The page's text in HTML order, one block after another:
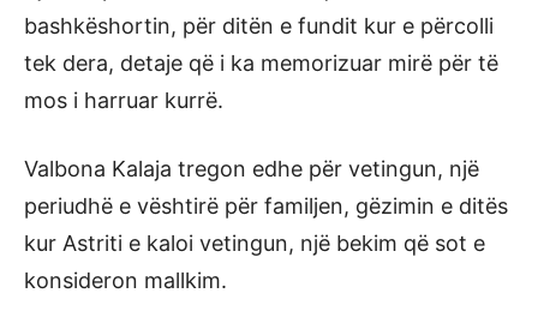
bashkëshortin, për ditën e fundit kur e përcolli
tek dera, detaje që i ka memorizuar mirë për të
mos i harruar kurrë.
Valbona Kalaja tregon edhe për vetingun, një
periudhë e vështirë për familjen, gëzimin e ditës
kur Astriti e kaloi vetingun, një bekim që sot e
konsideron mallkim.